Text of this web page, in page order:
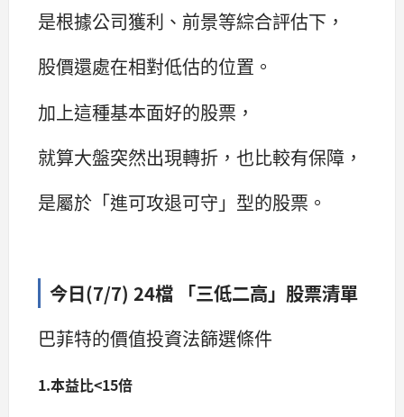
是根據公司獲利、前景等綜合評估下，
股價還處在相對低估的位置。
加上這種基本面好的股票，
就算大盤突然出現轉折，也比較有保障，
是屬於「進可攻退可守」型的股票。
今日(7/7) 24檔 「三低二高」股票清單
巴菲特的價值投資法篩選條件
1.本益比<15倍